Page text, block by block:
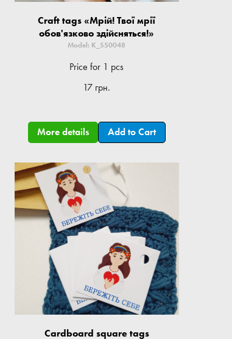
Craft tags «Мрій! Твої мрії
обов'язково здійсняться!»
Model: K_550048
Price for 1 pcs
17 грн.
More details Add to Cart
Cardboard square tags